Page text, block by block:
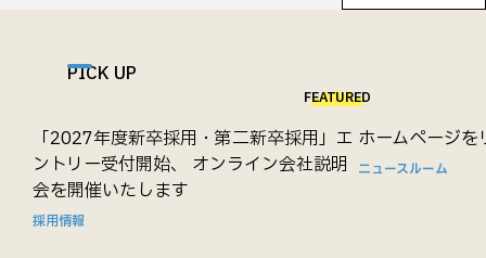
PICK UP
FEATURED
「2027年度新卒採用・第二新卒採用」エ
ントリー受付開始、 オンライン会社説明
会を開催いたします
採用情報
ホームページ
ニュースルーム